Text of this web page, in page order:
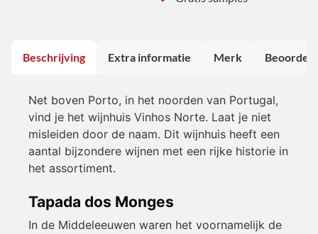
Beschrijving Extra informatie Merk
Net boven Porto, in het noorden van Portugal,
vind je het wijnhuis Vinhos Norte. Laat je niet
misleiden door de naam. Dit wijnhuis heeft een
aantal bijzondere wijnen met een rijke historie in
het assortiment.
Tapada dos Monges
In de Middeleeuwen waren het voornamelijk de